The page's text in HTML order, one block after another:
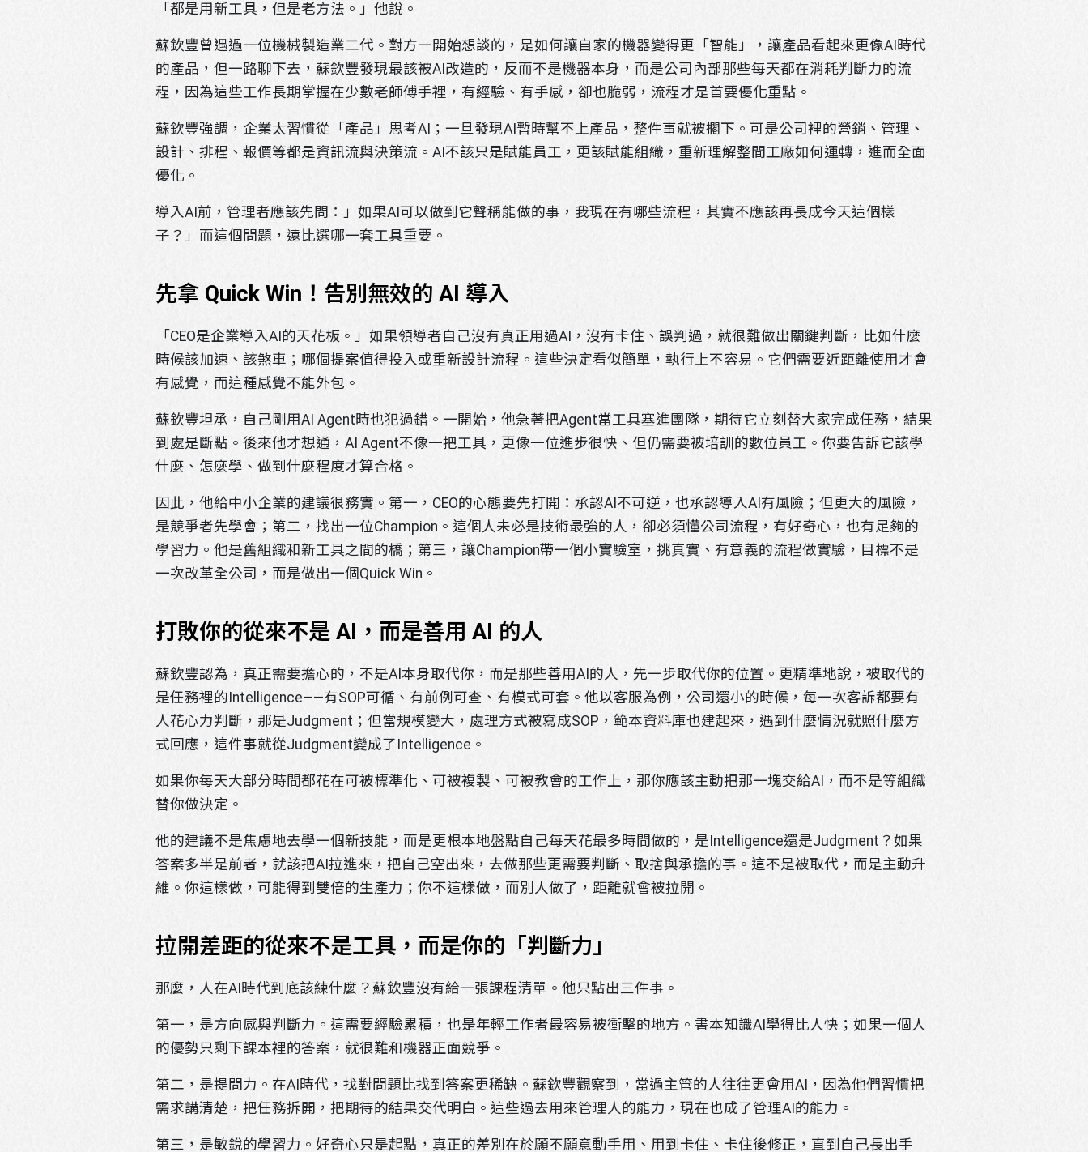
「都是用新工具，但是老方法。」他說。
蘇欽豐曾遇過一位機械製造業二代。對方一開始想談的，是如何讓自家的機器變得更「智能」，讓產品看起來更像AI時代
的產品，但一路聊下去，蘇欽豐發現最該被AI改造的，反而不是機器本身，而是公司內部那些每天都在消耗判斷力的流
程，因為這些工作長期掌握在少數老師傅手裡，有經驗、有手感，卻也脆弱，流程才是首要優化重點。
蘇欽豐強調，企業太習慣從「產品」思考AI；一旦發現AI暫時幫不上產品，整件事就被擱下。可是公司裡的營銷、管理、
設計、排程、報價等都是資訊流與決策流。AI不該只是賦能員工，更該賦能組織，重新理解整間工廠如何運轉，進而全面
優化。
導入AI前，管理者應該先問：」如果AI可以做到它聲稱能做的事，我現在有哪些流程，其實不應該再長成今天這個樣
子？」而這個問題，遠比選哪一套工具重要。
先拿 Quick Win！告別無效的 AI 導入
「CEO是企業導入AI的天花板。」如果領導者自己沒有真正用過AI，沒有卡住、誤判過，就很難做出關鍵判斷，比如什麼
時候該加速、該煞車；哪個提案值得投入或重新設計流程。這些決定看似簡單，執行上不容易。它們需要近距離使用才會
有感覺，而這種感覺不能外包。
蘇欽豐坦承，自己剛用AI Agent時也犯過錯。一開始，他急著把Agent當工具塞進團隊，期待它立刻替大家完成任務，結果
到處是斷點。後來他才想通，AI Agent不像一把工具，更像一位進步很快、但仍需要被培訓的數位員工。你要告訴它該學
什麼、怎麼學、做到什麼程度才算合格。
因此，他給中小企業的建議很務實。第一，CEO的心態要先打開：承認AI不可逆，也承認導入AI有風險；但更大的風險，
是競爭者先學會；第二，找出一位Champion。這個人未必是技術最強的人，卻必須懂公司流程，有好奇心，也有足夠的
學習力。他是舊組織和新工具之間的橋；第三，讓Champion帶一個小實驗室，挑真實、有意義的流程做實驗，目標不是
一次改革全公司，而是做出一個Quick Win。
打敗你的從來不是 AI，而是善用 AI 的人
蘇欽豐認為，真正需要擔心的，不是AI本身取代你，而是那些善用AI的人，先一步取代你的位置。更精準地說，被取代的
是任務裡的Intelligence——有SOP可循、有前例可查、有模式可套。他以客服為例，公司還小的時候，每一次客訴都要有
人花心力判斷，那是Judgment；但當規模變大，處理方式被寫成SOP，範本資料庫也建起來，遇到什麼情況就照什麼方
式回應，這件事就從Judgment變成了Intelligence。
如果你每天大部分時間都花在可被標準化、可被複製、可被教會的工作上，那你應該主動把那一塊交給AI，而不是等組織
替你做決定。
他的建議不是焦慮地去學一個新技能，而是更根本地盤點自己每天花最多時間做的，是Intelligence還是Judgment？如果
答案多半是前者，就該把AI拉進來，把自己空出來，去做那些更需要判斷、取捨與承擔的事。這不是被取代，而是主動升
維。你這樣做，可能得到雙倍的生產力；你不這樣做，而別人做了，距離就會被拉開。
拉開差距的從來不是工具，而是你的「判斷力」
那麼，人在AI時代到底該練什麼？蘇欽豐沒有給一張課程清單。他只點出三件事。
第一，是方向感與判斷力。這需要經驗累積，也是年輕工作者最容易被衝擊的地方。書本知識AI學得比人快；如果一個人
的優勢只剩下課本裡的答案，就很難和機器正面競爭。
第二，是提問力。在AI時代，找對問題比找到答案更稀缺。蘇欽豐觀察到，當過主管的人往往更會用AI，因為他們習慣把
需求講清楚，把任務拆開，把期待的結果交代明白。這些過去用來管理人的能力，現在也成了管理AI的能力。
第三，是敏銳的學習力。好奇心只是起點，真正的差別在於願不願意動手用、用到卡住、卡住後修正，直到自己長出手